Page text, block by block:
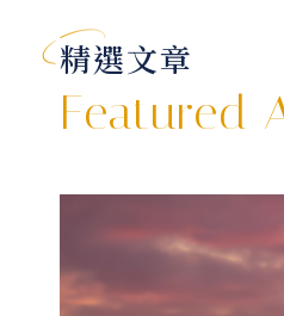
精選文章
Featured